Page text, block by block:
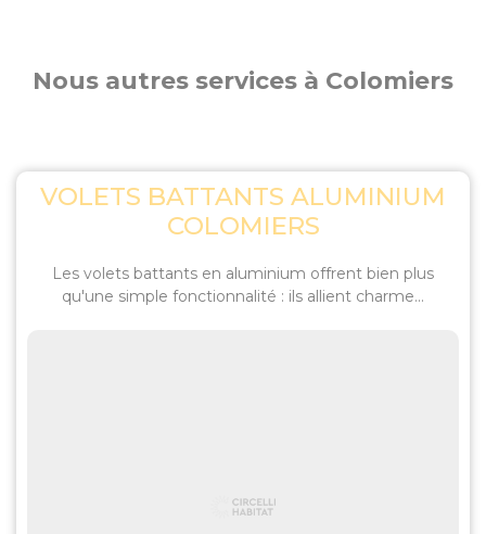
Nous autres services à Colomiers
VOLETS BATTANTS ALUMINIUM
COLOMIERS
Les volets battants en aluminium offrent bien plus
qu'une simple fonctionnalité : ils allient charme...